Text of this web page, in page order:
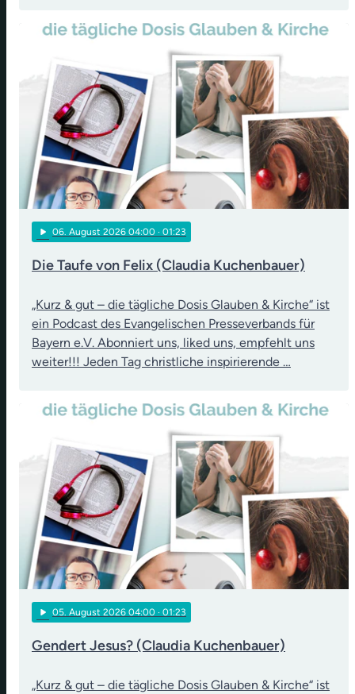
play_arrow 06. August 2026 04:00 · 01:23
Die Taufe von Felix (Claudia Kuchenbauer)
„Kurz & gut – die tägliche Dosis Glauben & Kirche“ ist
ein Podcast des Evangelischen Presseverbands für
Bayern e.V. Abonniert uns, liked uns, empfehlt uns
weiter!!! Jeden Tag christliche inspirierende …
play_arrow 05. August 2026 04:00 · 01:23
Gendert Jesus? (Claudia Kuchenbauer)
„Kurz & gut – die tägliche Dosis Glauben & Kirche“ ist